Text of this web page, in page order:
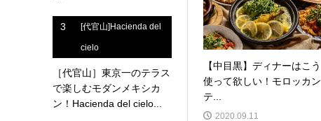
【中目黒】ディナーはこう
使って欲しい！モロッカン
テ...
2020.09.11
3 [代官山]Hacienda del
cielo
［代官山］東京一のテラス
で楽しむモダンメキシカ
ン！Hacienda del cielo...